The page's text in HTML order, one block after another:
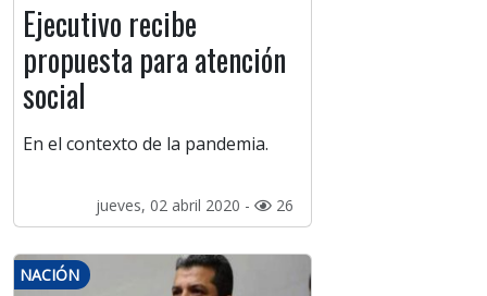
Ejecutivo recibe
propuesta para atención
social
En el contexto de la pandemia.
jueves, 02 abril 2020 - 26
NACIÓN